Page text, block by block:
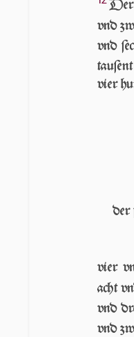
Der
vnd
vnd
vier
der
vier
acht
vnd
vnd